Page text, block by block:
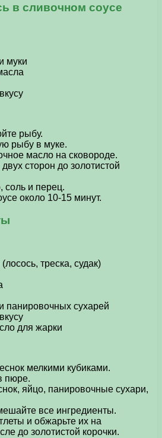
в сливочном соусе
муки
рыбу.
рыбу в муке.
масло на сковороде.
сторон до золотистой
соль и перец.
около 10-15 минут.
треска, судак)
панировочных сухарей
для жарки
мелкими кубиками.
пюре.
яйцо, панировочные сухари,
все ингредиенты.
и обжарьте их на
до золотистой корочки.